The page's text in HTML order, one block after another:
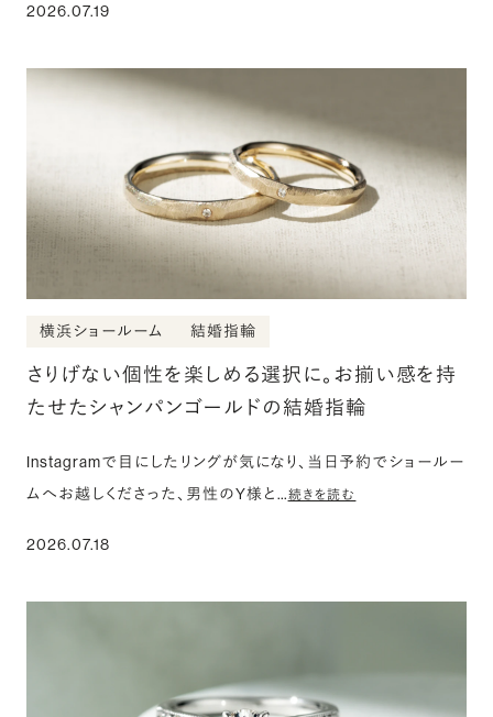
2026.07.19
横浜ショールーム 結婚指輪
さりげない個性を楽しめる選択に。お揃い感を持
たせたシャンパンゴールドの結婚指輪
Instagramで目にしたリングが気になり、当日予約でショールー
ムへお越しくださった、男性のY様と…続きを読む
2026.07.18